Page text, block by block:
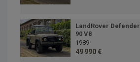
LandRover Defender
90 V8
1989
49 990 €